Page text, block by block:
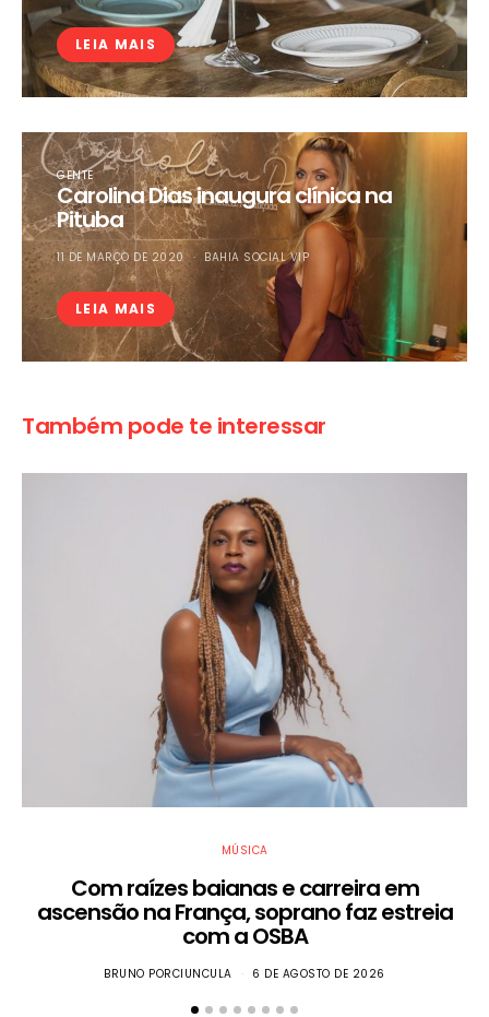
LEIA MAIS
GENTE
Carolina Dias inaugura clínica na
Pituba
11 DE MARÇO DE 2020 BAHIA SOCIAL VIP
LEIA MAIS
Também pode te interessar
MÚSICA
Com raízes baianas e carreira em
ascensão na França, soprano faz estreia
com a OSBA
BRUNO PORCIUNCULA 6 DE AGOSTO DE 2026